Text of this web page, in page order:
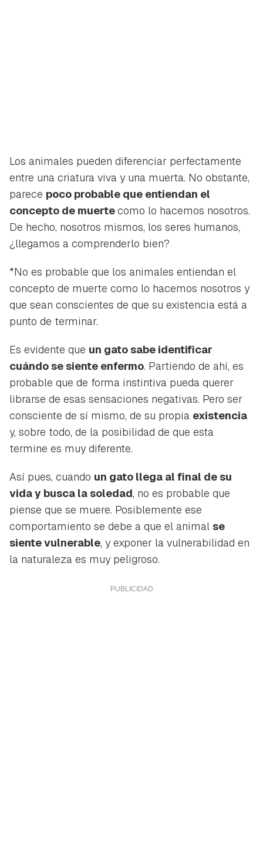
Los animales pueden diferenciar perfectamente
entre una criatura viva y una muerta. No obstante,
parece poco probable que entiendan el
concepto de muertecomo lo hacemos nosotros.
De hecho, nosotros mismos, los seres humanos,
¿llegamos a comprenderlo bien?
*No es probable que los animales entiendan el
concepto de muerte como lo hacemos nosotros y
que sean conscientes de que su existencia está a
punto de terminar.
Es evidente que un gato sabe identificar
cuándo se siente enfermo. Partiendo de ahí, es
probable que de forma instintiva pueda querer
librarse de esas sensaciones negativas. Pero ser
consciente de sí mismo, de su propia existencia
y, sobre todo, de la posibilidad de que esta
termine es muy diferente.
Así pues, cuando un gato llega al final de su
vida y busca la soledad, no es probable que
piense que se muere. Posiblemente ese
comportamiento se debe a que el animal se
siente vulnerable, y exponer la vulnerabilidad en
la naturaleza es muy peligroso.